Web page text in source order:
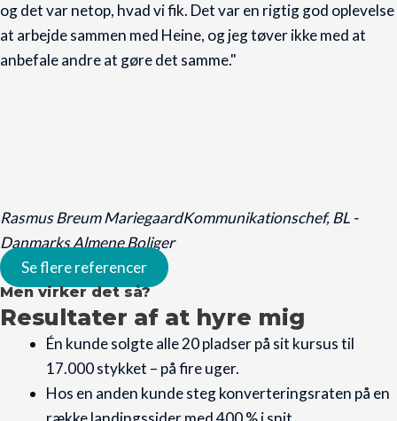
og det var netop, hvad vi fik. Det var en rigtig god oplevelse
at arbejde sammen med Heine, og jeg tøver ikke med at
anbefale andre at gøre det samme."
Rasmus Breum MariegaardKommunikationschef, BL -
Danmarks Almene Boliger
Se flere referencer
Men virker det så?
Resultater af at hyre mig
Én kunde solgte alle 20 pladser på sit kursus til
17.000 stykket – på fire uger.
Hos en anden kunde steg konverteringsraten på en